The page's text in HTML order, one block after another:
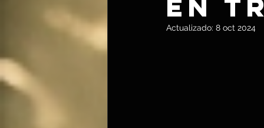
en
Actualizado: 8 oct 2024